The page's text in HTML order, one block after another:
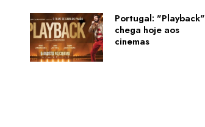
Portugal: "Playback"
chega hoje aos
cinemas